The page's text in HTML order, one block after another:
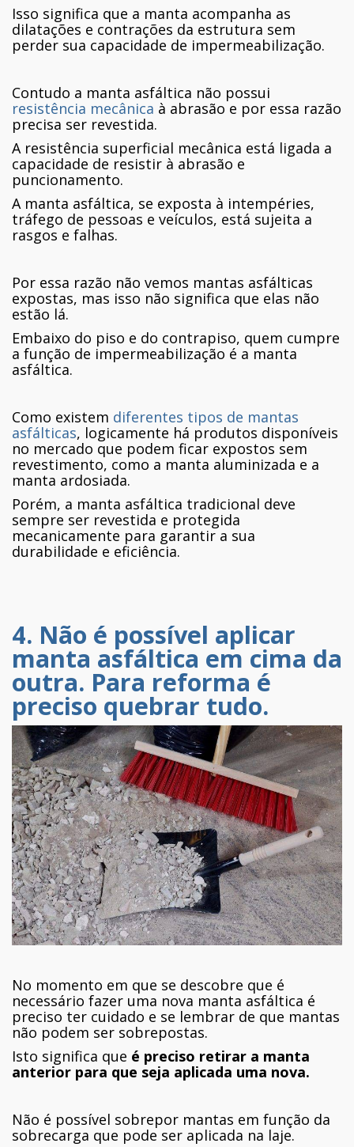
Isso significa que a manta acompanha as
dilatações e contrações da estrutura sem
perder sua capacidade de impermeabilização.
Contudo a manta asfáltica não possui
resistência mecânica à abrasão e por essa razão
precisa ser revestida.
A resistência superficial mecânica está ligada a
capacidade de resistir à abrasão e
puncionamento.
A manta asfáltica, se exposta à intempéries,
tráfego de pessoas e veículos, está sujeita a
rasgos e falhas.
Por essa razão não vemos mantas asfálticas
expostas, mas isso não significa que elas não
estão lá.
Embaixo do piso e do contrapiso, quem cumpre
a função de impermeabilização é a manta
asfáltica.
Como existem diferentes tipos de mantas
asfálticas, logicamente há produtos disponíveis
no mercado que podem ficar expostos sem
revestimento, como a manta aluminizada e a
manta ardosiada.
Porém, a manta asfáltica tradicional deve
sempre ser revestida e protegida
mecanicamente para garantir a sua
durabilidade e eficiência.
4. Não é possível aplicar
manta asfáltica em cima da
outra. Para reforma é
preciso quebrar tudo.
No momento em que se descobre que é
necessário fazer uma nova manta asfáltica é
preciso ter cuidado e se lembrar de que mantas
não podem ser sobrepostas.
Isto significa que é preciso retirar a manta
anterior para que seja aplicada uma nova.
Não é possível sobrepor mantas em função da
sobrecarga que pode ser aplicada na laje.